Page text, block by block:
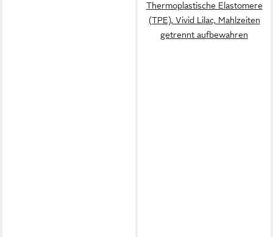
Thermoplastische Elastomere
(TPE), Vivid Lilac, Mahlzeiten
getrennt aufbewahren